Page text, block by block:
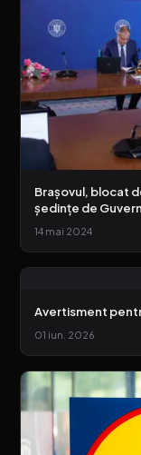
Brașovul, blocat
ședințe de
14 mai 2024
Avertisment
01 iun. 2026